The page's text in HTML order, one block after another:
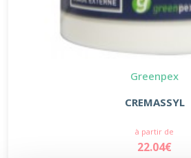
Greenpex
CREMASSYL
à partir de
22.04€